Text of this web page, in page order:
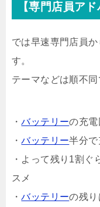
【専門店員ア
では早速専門店員
す。
テーマなどは順不同
・バッテリーの充電
・バッテリー半分で
・よって残り1割ぐ
スメ
・バッテリーの残り